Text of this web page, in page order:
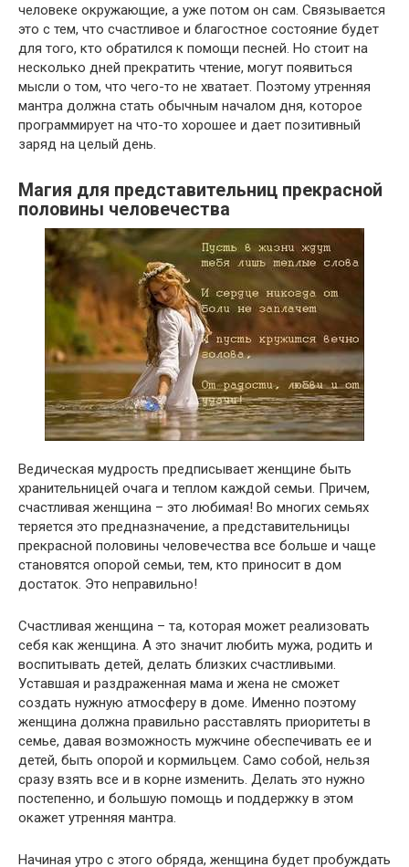
человеке окружающие, а уже потом он сам. Связывается
это с тем, что счастливое и благостное состояние будет
для того, кто обратился к помощи песней. Но стоит на
несколько дней прекратить чтение, могут появиться
мысли о том, что чего-то не хватает. Поэтому утренняя
мантра должна стать обычным началом дня, которое
программирует на что-то хорошее и дает позитивный
заряд на целый день.
Магия для представительниц прекрасной
половины человечества
Ведическая мудрость предписывает женщине быть
хранительницей очага и теплом каждой семьи. Причем,
счастливая женщина – это любимая! Во многих семьях
теряется это предназначение, а представительницы
прекрасной половины человечества все больше и чаще
становятся опорой семьи, тем, кто приносит в дом
достаток. Это неправильно!
Счастливая женщина – та, которая может реализовать
себя как женщина. А это значит любить мужа, родить и
воспитывать детей, делать близких счастливыми.
Уставшая и раздраженная мама и жена не сможет
создать нужную атмосферу в доме. Именно поэтому
женщина должна правильно расставлять приоритеты в
семье, давая возможность мужчине обеспечивать ее и
детей, быть опорой и кормильцем. Само собой, нельзя
сразу взять все и в корне изменить. Делать это нужно
постепенно, и большую помощь и поддержку в этом
окажет утренняя мантра.
Начиная утро с этого обряда, женщина будет пробуждать